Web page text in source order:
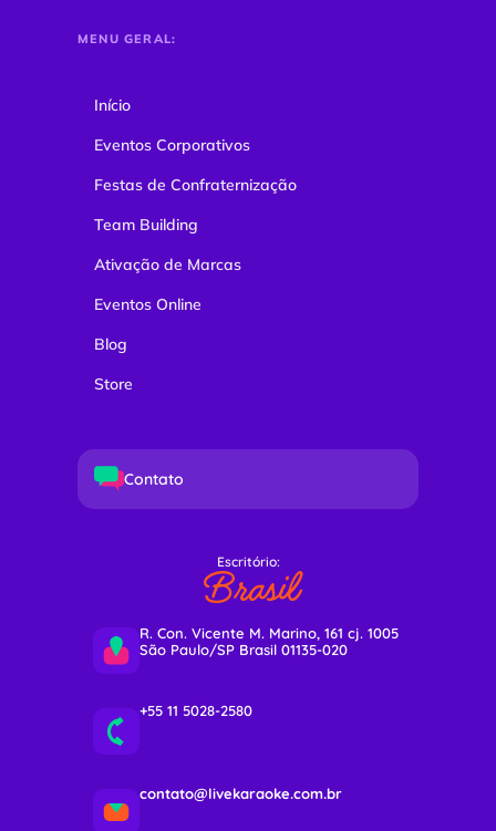
MENU GERAL:
Início
Eventos Corporativos
Festas de Confraternização
Team Building
Ativação de Marcas
Eventos Online
Blog
Store
Contato
Escritório:
Brasil
R. Con. Vicente M. Marino, 161 cj. 1005
São Paulo/SP Brasil 01135-020
+55 11 5028-2580
contato@livekaraoke.com.br